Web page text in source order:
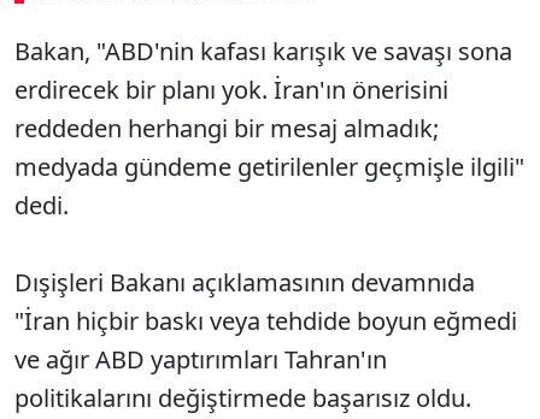
Bakan, "ABD'nin kafası karışık ve savaşı sona
erdirecek bir planı yok. İran'ın önerisini
reddeden herhangi bir mesaj almadık;
medyada gündeme getirilenler geçmişle ilgili"
dedi.
Dışişleri Bakanı açıklamasının devamnıda
"İran hiçbir baskı veya tehdide boyun eğmedi
ve ağır ABD yaptırımları Tahran'ın
politikalarını değiştirmede başarısız oldu.